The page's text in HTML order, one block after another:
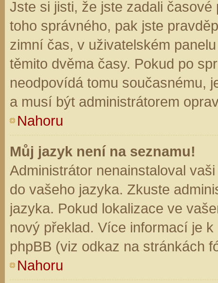
Jste si jisti, že jste zadali
toho správného, pak jste
zimní čas, v uživatelském
těmito dvěma časy. Pokud po
neodpovídá tomu současnému,
a musí být administrátorem
Nahoru
Můj jazyk není na seznamu!
Administrátor nenainstaloval
do vašeho jazyka. Zkuste
jazyka. Pokud lokalizace ve
nový překlad. Více informací je
phpBB (viz odkaz na stránkách
Nahoru